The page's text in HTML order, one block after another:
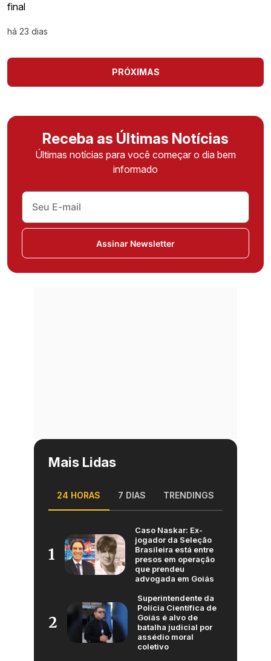
final
há 23 dias
PRÓXIMAS
Receba as Últimas Notícias
Últimas notícias para você começar o dia bem
informado
Assinar Newsletter
Mais Lidas
24 HORAS 7 DIAS TRENDINGS
1
Caso Naskar: Ex-
jogador da Seleção
Brasileira está entre
presos em operação
que prendeu
advogada em Goiás
2
Superintendente da
Polícia Científica de
Goiás é alvo de
batalha judicial por
assédio moral
coletivo